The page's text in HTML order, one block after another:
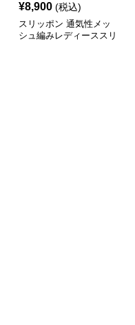
¥8,900 (税込)
スリッポン 通気性メッ
シュ編みレディーススリ